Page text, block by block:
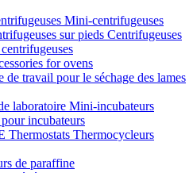
Mini-centrifugeuses
sur pieds Centrifugeuses
for ovens
de travail pour le séchage des lames
laboratoire Mini-incubateurs
incubateurs
Thermostats Thermocycleurs
de paraffine